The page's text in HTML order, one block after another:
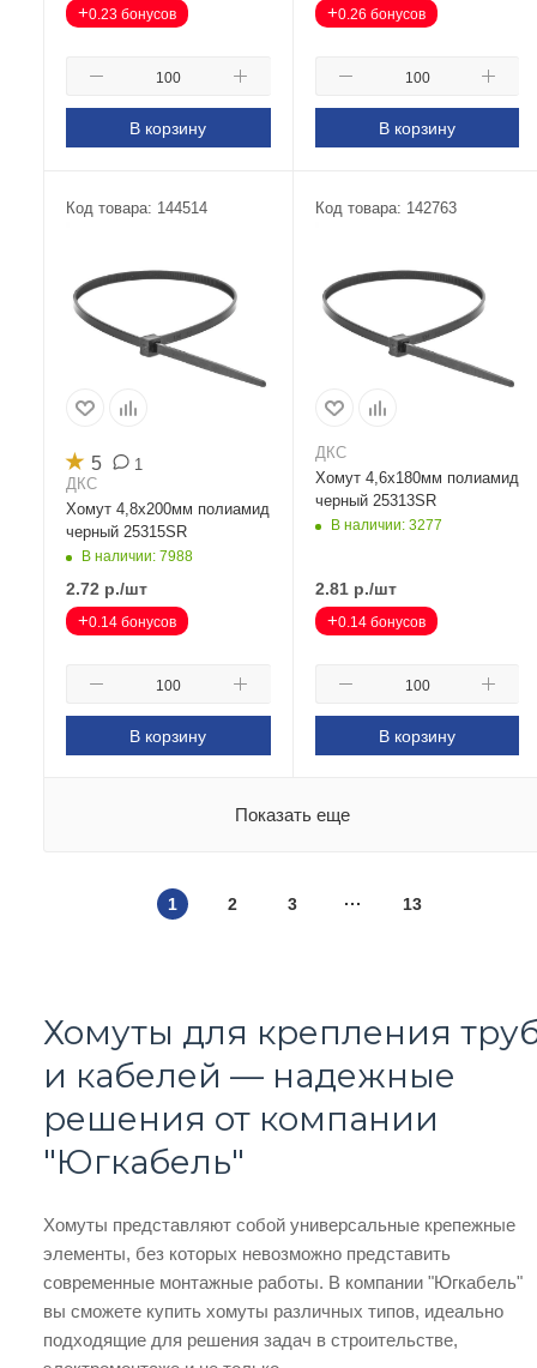
+0.23 бонусов
В корзину
+0.26 бонусов
В корзину
Код товара: 144514
★ 5
1
ДКС
Хомут 4,8х200мм полиамид
черный 25315SR
В наличии: 7988
2.72 р./шт
+0.14 бонусов
В корзину
Код товара: 142763
ДКС
Хомут 4,6х180мм полиамид
черный 25313SR
В наличии: 3277
2.81р./шт
+0.14 бонусов
В корзину
Показать еще
1 2 3 13
Хомуты для крепления
и кабелей — надежные
решения от компании
"Югкабель"
Хомуты представляют собой универсальные крепежные
элементы, без которых невозможно представить
современные монтажные работы. В компании "Югкабель"
вы сможете купить хомуты различных типов, идеально
подходящие для решения задач в строительстве,